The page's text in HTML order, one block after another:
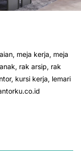
meja kerja, meja
rak arsip, rak
kursi kerja, lemari